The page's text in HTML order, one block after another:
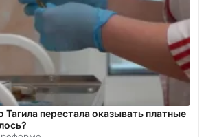
Тагила перестала оказывать платные